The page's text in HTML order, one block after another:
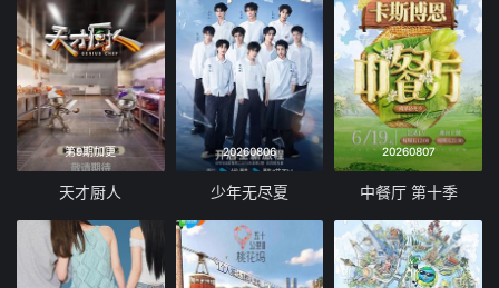
第9期加更
天才厨人
20260806
少年无尽夏
20260807
中餐厅 第十季